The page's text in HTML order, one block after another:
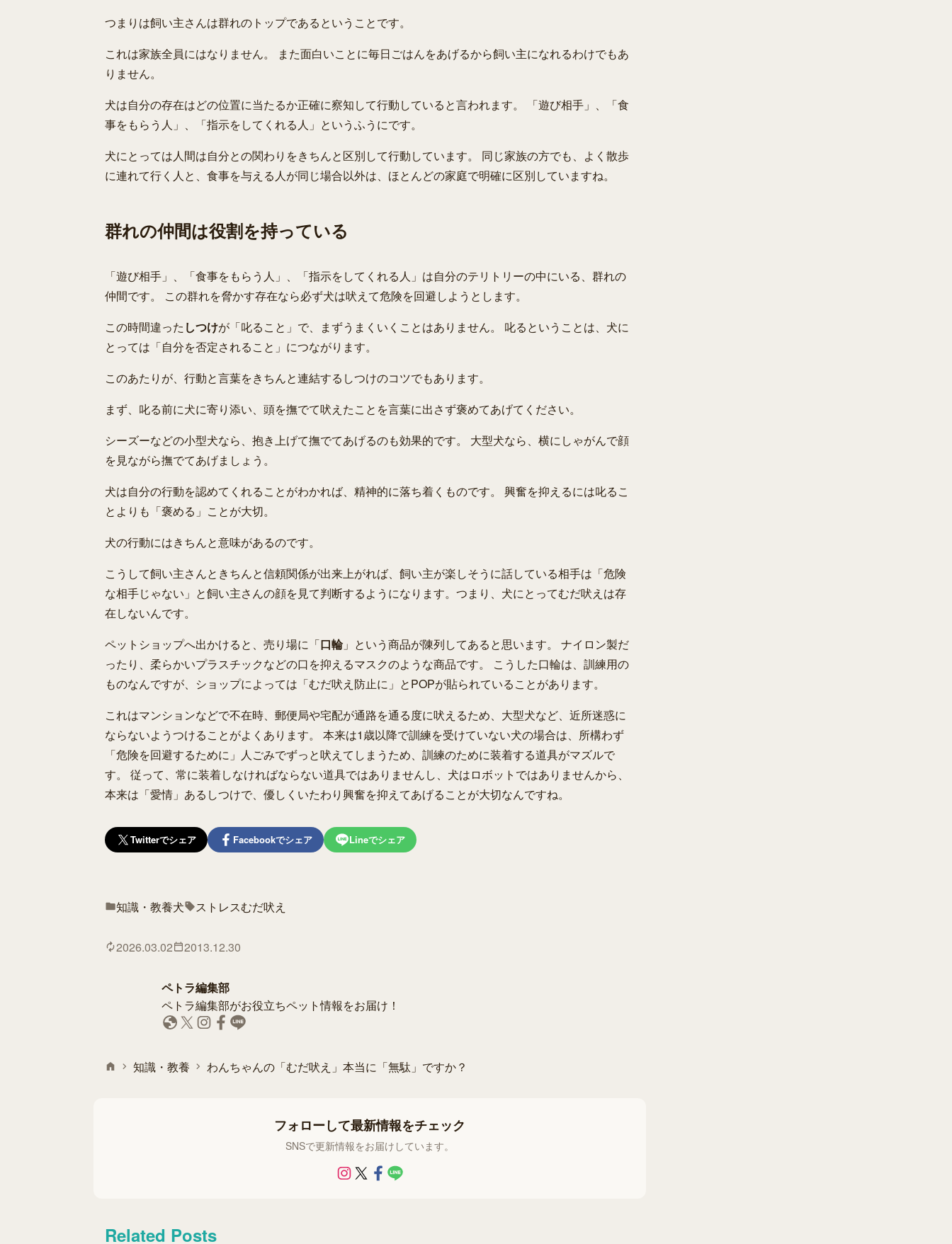
つまりは飼い主さんは群れのトップであるということです。
これは家族全員にはなりません。 また面白いことに毎日ごはんをあげるから飼い主になれるわけでもあ
りません。
犬は自分の存在はどの位置に当たるか正確に察知して行動していると言われます。 「遊び相手」、「食
事をもらう人」、「指示をしてくれる人」というふうにです。
犬にとっては人間は自分との関わりをきちんと区別して行動しています。 同じ家族の方でも、よく散歩
に連れて行く人と、食事を与える人が同じ場合以外は、ほとんどの家庭で明確に区別していますね。
群れの仲間は役割を持っている
「遊び相手」、「食事をもらう人」、「指示をしてくれる人」は自分のテリトリーの中にいる、群れの
仲間です。 この群れを脅かす存在なら必ず犬は吠えて危険を回避しようとします。
この時間違った しつけが「叱ること」で、まずうまくいくことはありません。 叱るということは、犬に
とっては「自分を否定されること」につながります。
このあたりが、行動と言葉をきちんと連結するしつけのコツでもあります。
まず、叱る前に犬に寄り添い、頭を撫でて吠えたことを言葉に出さず褒めてあげてください。
シーズーなどの小型犬なら、抱き上げて撫でてあげるのも効果的です。 大型犬なら、横にしゃがんで顔
を見ながら撫でてあげましょう。
犬は自分の行動を認めてくれることがわかれば、精神的に落ち着くものです。 興奮を抑えるには叱るこ
とよりも「褒める」ことが大切。
犬の行動にはきちんと意味があるのです。
こうして飼い主さんときちんと信頼関係が出来上がれば、飼い主が楽しそうに話している相手は「危険
な相手じゃない」と飼い主さんの顔を見て判断するようになります。つまり、犬にとってむだ吠えは存
在しないんです。
ペットショップへ出かけると、売り場に「口輪」という商品が陳列してあると思います。 ナイロン製だ
ったり、柔らかいプラスチックなどの口を抑えるマスクのような商品です。 こうした口輪は、訓練用の
ものなんですが、ショップによっては「むだ吠え防止に」とPOPが貼られていることがあります。
これはマンションなどで不在時、郵便局や宅配が通路を通る度に吠えるため、大型犬など、近所迷惑に
ならないようつけることがよくあります。 本来は1歳以降で訓練を受けていない犬の場合は、所構わず
「危険を回避するために」人ごみでずっと吠えてしまうため、訓練のために装着する道具がマズルで
す。 従って、常に装着しなければならない道具ではありませんし、犬はロボットではありませんから、
本来は「愛情」あるしつけで、優しくいたわり興奮を抑えてあげることが大切なんですね。
Twitterでシェア Facebookでシェア Lineでシェア
知識・教養犬 ストレスむだ吠え
2026.03.02 2013.12.30
ペトラ編集部
ペトラ編集部がお役立ちペット情報をお届け！
知識・教養 わんちゃんの「むだ吠え」本当に「無駄」ですか？
フォローして最新情報をチェック
SNSで更新情報をお届けしています。
Related Posts